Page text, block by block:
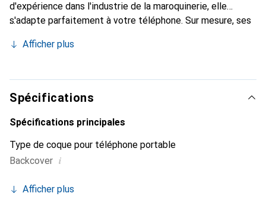
d'expérience dans l'industrie de la maroquinerie, elle
s'adapte parfaitement à votre téléphone. Sur mesure, ses
Elle devient l'accessoire chic et indispensable pour votre
produits de haute qualité, la marque Noreve est un choix
fiable pour une clientèle exigeante.
Afficher plus
Spécifications
Spécifications principales
Type de coque pour téléphone portable
Backcover i
Afficher plus